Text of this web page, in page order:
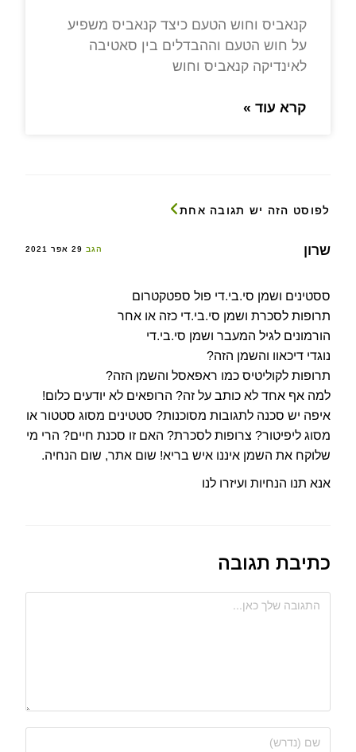
קנאביס וחוש הטעם כיצד קנאביס משפיע
על חוש הטעם וההבדלים בין סאטיבה
לאינדיקה קנאביס וחוש
קרא עוד »
לפוסט הזה יש תגובה אחת
שרון הגב 29 אפר 2021
ססטינים ושמן סי.בי.די פול ספטקטרום
תרופות לסכרת ושמן סי.בי.די כזה או אחר
הורמונים לגיל המעבר ושמן סי.בי.די
נוגדי דיכאוו והשמן הזה?
תרופות לקוליטיס כמו ראפאסל והשמן הזה?
למה אף אחד לא כותב על זה? הרופאים לא יודעים כלום!
איפה יש סכנה לתגובות מסוכנות? סטטינים מסוג סטטור או
מסוג ליפיטור? צרופות לסכרת? האם זו סכנת חיים? הרי מי
שלוקח את השמן איננו איש בריא! שום אתר, שום הנחיה.
אנא תנו הנחיות ועיזרו לנו
כתיבת תגובה